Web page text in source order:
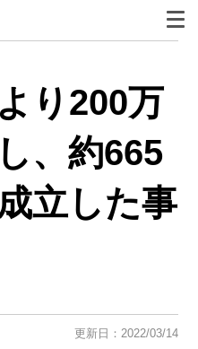
り200万
、約665
立した事
更新日：2022/03/14